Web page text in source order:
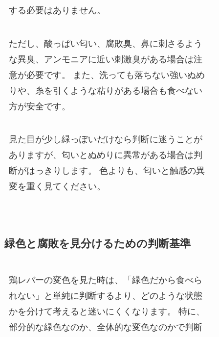
する必要はありません。
ただし、酸っぱい匂い、腐敗臭、鼻に刺さるよう
な異臭、アンモニアに近い刺激臭がある場合は注
意が必要です。 また、洗っても落ちない強いぬめ
りや、糸を引くような粘りがある場合も食べない
方が安全です。
見た目が少し緑っぽいだけなら判断に迷うことが
ありますが、匂いとぬめりに異常がある場合は判
断がはっきりします。 色よりも、匂いと触感の異
変を重く見てください。
緑色と腐敗を見分けるための判断基準
鶏レバーの変色を見た時は、「緑色だから食べら
れない」と単純に判断するより、どのような状態
かを分けて考えると迷いにくくなります。 特に、
部分的な緑色なのか、全体的な変色なのかで判断